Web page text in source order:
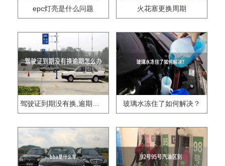
epc灯亮是什么问题 火花塞更换周期
驾驶证到期没有换,逾期怎么办?? 玻璃水冻住了如何解决？